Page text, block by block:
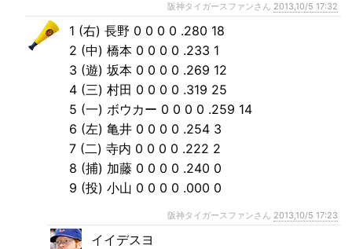
阪神タイガースファンさん 2013,10/5 17:32
1 (右) 長野 0 0 0 0 .280 18
2 (中) 橋本 0 0 0 0 .233 1
3 (遊) 坂本 0 0 0 0 .269 12
4 (三) 村田 0 0 0 0 .319 25
5 (一) ボウカー 0 0 0 0 .259 14
6 (左) 亀井 0 0 0 0 .254 3
7 (二) 寺内 0 0 0 0 .222 2
8 (捕) 加藤 0 0 0 0 .240 0
9 (投) 小山 0 0 0 0 .000 0
阪神タイガースファンさん 2013,10/5 17:23
イイデスヨ